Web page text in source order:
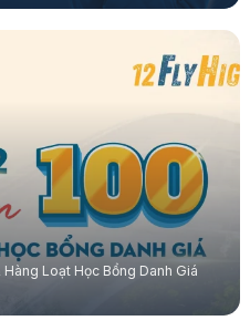
Loạt Học Bổng Danh Giá